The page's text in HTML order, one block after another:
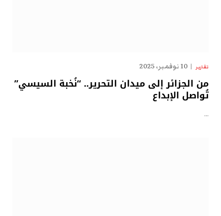
تقارير 10 نوفمبر، 2025
من الجزائر إلى ميدان التحرير.. “نُخبة السيسي”
تُواصل الإبداع
…